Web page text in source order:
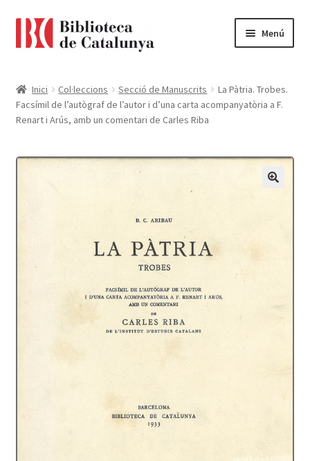
Menú
Accessibilitat
Novetats
Protecció de dades
Termes i condicions
Inici Col·leccions Secció de Manuscrits
La Pàtria. Trobes.
Facsímil de l’autògraf de l’autor i d’una carta acompanyatòria a F.
Renart i Arús, amb un comentari de Carles Riba